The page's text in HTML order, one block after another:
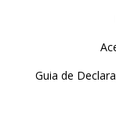
Guia de